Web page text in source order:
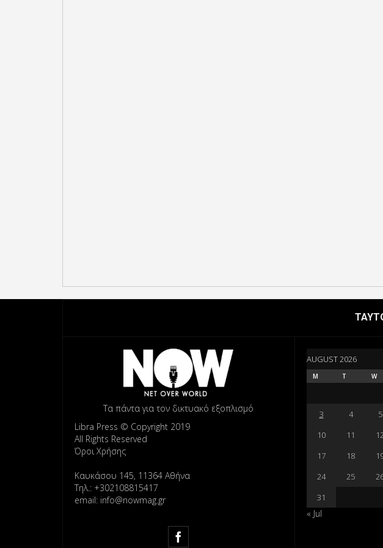
Τα πάντα για τον δικτυακό εξοπλισμό
Libra Press © Copyright 2019
All Rights Reserved
Όροι Χρήσης
Καυκάσου 145, 11364 Αθήνα
Τηλ.: +302108815417
email: info@nowmag.gr
AUGUST 2026
M T W
3
4 5
10
11
17
18
24
25
31
« Jul